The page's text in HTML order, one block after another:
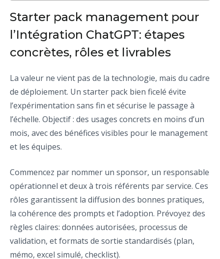
Starter pack management pour
l’Intégration ChatGPT: étapes
concrètes, rôles et livrables
La valeur ne vient pas de la technologie, mais du cadre
de déploiement. Un starter pack bien ficelé évite
l’expérimentation sans fin et sécurise le passage à
l’échelle. Objectif : des usages concrets en moins d’un
mois, avec des bénéfices visibles pour le management
et les équipes.
Commencez par nommer un sponsor, un responsable
opérationnel et deux à trois référents par service. Ces
rôles garantissent la diffusion des bonnes pratiques,
la cohérence des prompts et l’adoption. Prévoyez des
règles claires: données autorisées, processus de
validation, et formats de sortie standardisés (plan,
mémo, excel simulé, checklist).